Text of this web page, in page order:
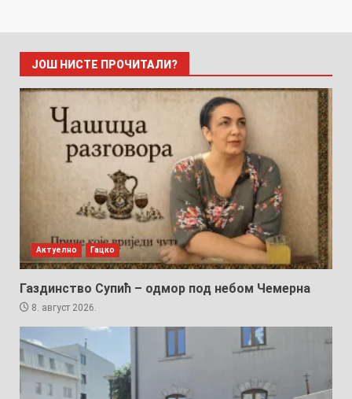
ЈОШ НИСТЕ ПРОЧИТАЛИ?
Актуелно Гацко
Газдинство Супић – одмор под небом Чемерна
8. август 2026.